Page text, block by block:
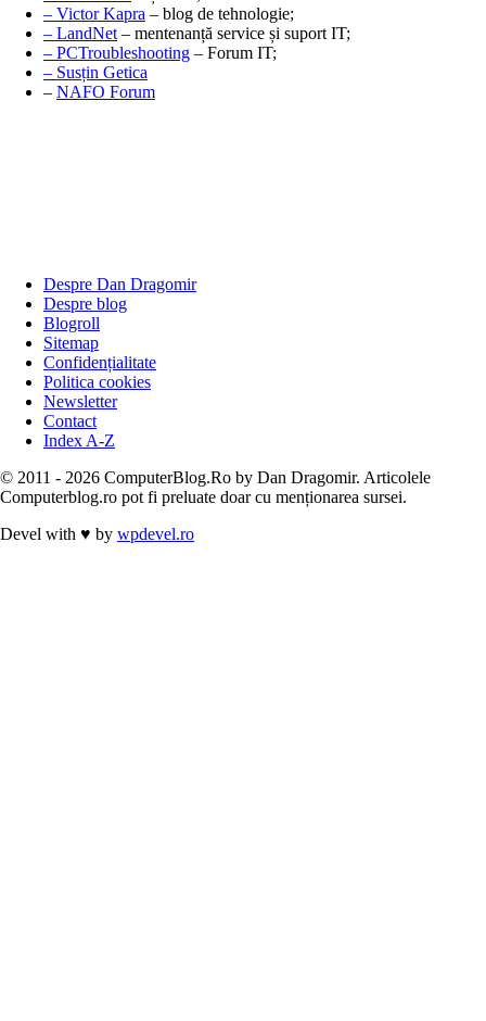
– Victor Kapra – blog de tehnologie;
– LandNet – mentenanță service și suport IT;
– PCTroubleshooting – Forum IT;
– Susțin Getica
– NAFO Forum
Despre Dan Dragomir
Despre blog
Blogroll
Sitemap
Confidențialitate
Politica cookies
Newsletter
Contact
Index A-Z
© 2011 - 2026 ComputerBlog.Ro by Dan Dragomir. Articolele
Computerblog.ro pot fi preluate doar cu menționarea sursei.
Devel with ♥ by wpdevel.ro